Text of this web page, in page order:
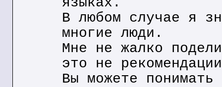
В любом случае я
многие люди.
Мне не жалко
это не
Вы можете